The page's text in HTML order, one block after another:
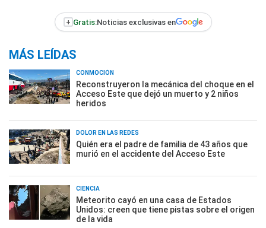
+ Gratis:Noticias exclusivas en
MÁS LEÍDAS
CONMOCIÓN
Reconstruyeron la mecánica del choque en el
Acceso Este que dejó un muerto y 2 niños
heridos
DOLOR EN LAS REDES
Quién era el padre de familia de 43 años que
murió en el accidente del Acceso Este
CIENCIA
Meteorito cayó en una casa de Estados
Unidos: creen que tiene pistas sobre el origen
de la vida